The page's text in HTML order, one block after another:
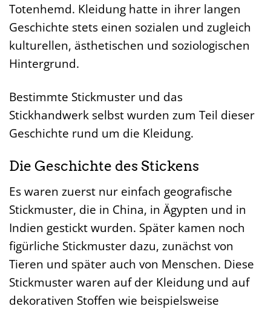
Totenhemd. Kleidung hatte in ihrer langen
Geschichte stets einen sozialen und zugleich
kulturellen, ästhetischen und soziologischen
Hintergrund.
Bestimmte Stickmuster und das
Stickhandwerk selbst wurden zum Teil dieser
Geschichte rund um die Kleidung.
Die Geschichte des Stickens
Es waren zuerst nur einfach geografische
Stickmuster, die in China, in Ägypten und in
Indien gestickt wurden. Später kamen noch
figürliche Stickmuster dazu, zunächst von
Tieren und später auch von Menschen. Diese
Stickmuster waren auf der Kleidung und auf
dekorativen Stoffen wie beispielsweise